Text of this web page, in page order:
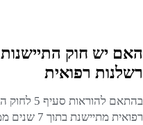
האם יש חוק התיישנות
רשלנות רפואית
בהתאם
רפואית מתיישנת בתוך 7 שנים ממועד קרות